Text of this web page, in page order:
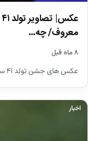
معروف/ چه…
۸ ماه قبل
عکس های جشن تولد ۴۱ سالگی سمیرا حسن‌پور را ببینید.
اخبار